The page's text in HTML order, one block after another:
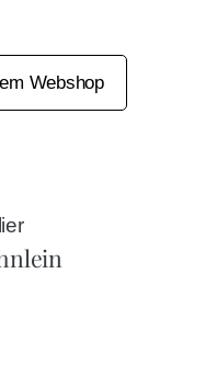
Webshop